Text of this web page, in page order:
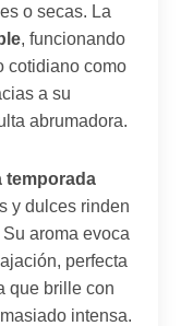
o secas. La
, funcionando
cotidiano como
a su
abrumadora.
temporada
y dulces rinden
aroma evoca
perfecta
que brille con
intensa.